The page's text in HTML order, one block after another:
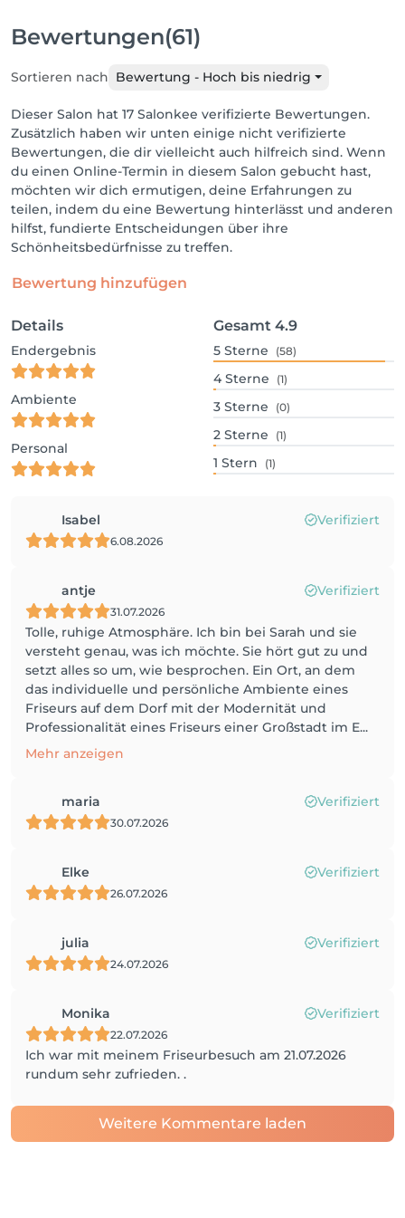
Bewertungen(61)
Sortieren nach Bewertung - Hoch bis niedrig
Dieser Salon hat 17 Salonkee verifizierte Bewertungen.
Zusätzlich haben wir unten einige nicht verifizierte
Bewertungen, die dir vielleicht auch hilfreich sind. Wenn
du einen Online-Termin in diesem Salon gebucht hast,
möchten wir dich ermutigen, deine Erfahrungen zu
teilen, indem du eine Bewertung hinterlässt und anderen
hilfst, fundierte Entscheidungen über ihre
Schönheitsbedürfnisse zu treffen.
Bewertung hinzufügen
Details
Endergebnis
Ambiente
Personal
Gesamt 4.9
5 Sterne (58)
4 Sterne (1)
3 Sterne (0)
2 Sterne (1)
1 Stern (1)
Isabel Verifiziert
6.08.2026
antje Verifiziert
31.07.2026
Tolle, ruhige Atmosphäre. Ich bin bei Sarah und sie
versteht genau, was ich möchte. Sie hört gut zu und
setzt alles so um, wie besprochen. Ein Ort, an dem
das individuelle und persönliche Ambiente eines
Friseurs auf dem Dorf mit der Modernität und
Professionalität eines Friseurs einer Großstadt im E...
Mehr anzeigen
maria Verifiziert
30.07.2026
Elke Verifiziert
26.07.2026
julia Verifiziert
24.07.2026
Monika Verifiziert
22.07.2026
Ich war mit meinem Friseurbesuch am 21.07.2026
rundum sehr zufrieden. .
Weitere Kommentare laden